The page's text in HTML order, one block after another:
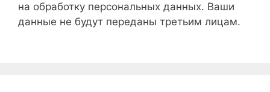
на обработку персональных данных. Ваши
данные не будут переданы третьим лицам.